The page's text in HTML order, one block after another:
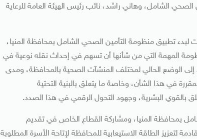
الشامل، وهاني راشد، نائب رئيس الهيئة العامة للرعاية
لبدء تطبيق منظومة التأمين الصحي الشامل بمحافظة المنيا،
المهمة التي من شأنها أن تسهم في إحداث نقله نوعية في
الوضع الحالي لمختلف المنشآت الصحية بالمحافظة، ومدى
في هذا الشأن، وخاصة ما يتعلق بالبنية التحتية
بالقوي البشرية، وجهود التحول الرقمي في هذا الصدد.
بمحافظة المنيا، ومشاركة القطاع الخاص في تقديم
لتعزيز الطاقة الاستيعابية للمحافظة لإتاحة الأسرة المطلوبة